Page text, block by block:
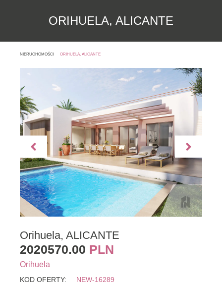
ORIHUELA, ALICANTE
NIERUCHOMOŚCI ORIHUELA, ALICANTE
Orihuela, ALICANTE
2020570.00 PLN
Orihuela
KOD OFERTY: NEW-16289